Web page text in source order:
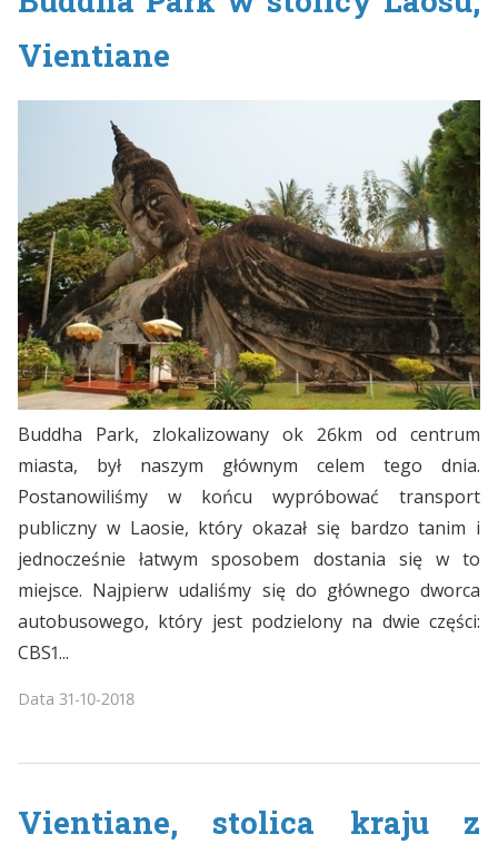
Vientiane
Buddha Park, zlokalizowany ok 26km od centrum
miasta, był naszym głównym celem tego dnia.
Postanowiliśmy w końcu wypróbować transport
publiczny w Laosie, który okazał się bardzo tanim i
jednocześnie łatwym sposobem dostania się w to
miejsce. Najpierw udaliśmy się do głównego dworca
autobusowego, który jest podzielony na dwie części:
CBS1...
Data 31-10-2018
Vientiane, stolica kraju z